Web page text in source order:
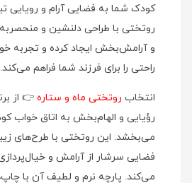
کودک شما به فضایی آرام و رویایی
روتختی با طراحی دلنشین و
و آرامش‌بخش ایجاد کرده و تجربه
راحتی را برای فرزند شما فراهم می‌کند.
انتخاب روتختی ماه و ستاره 👉 از
رؤیایی و الهام‌بخش به اتاق خواب
می‌بخشد. این روتختی با طرح‌های
فضایی سرشار از آرامش و
می‌کند. پارچه نرم و لطیف آن با